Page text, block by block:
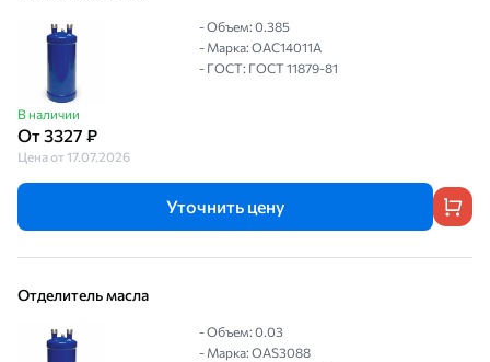
В наличии
От 3327 ₽
Цена от 17.07.2026
- Объем: 0.385
- Марка: OAC14011A
- ГОСТ: ГОСТ 11879-81
Уточнить цену
Отделитель масла
- Объем: 0.03
- Марка: OAS3088